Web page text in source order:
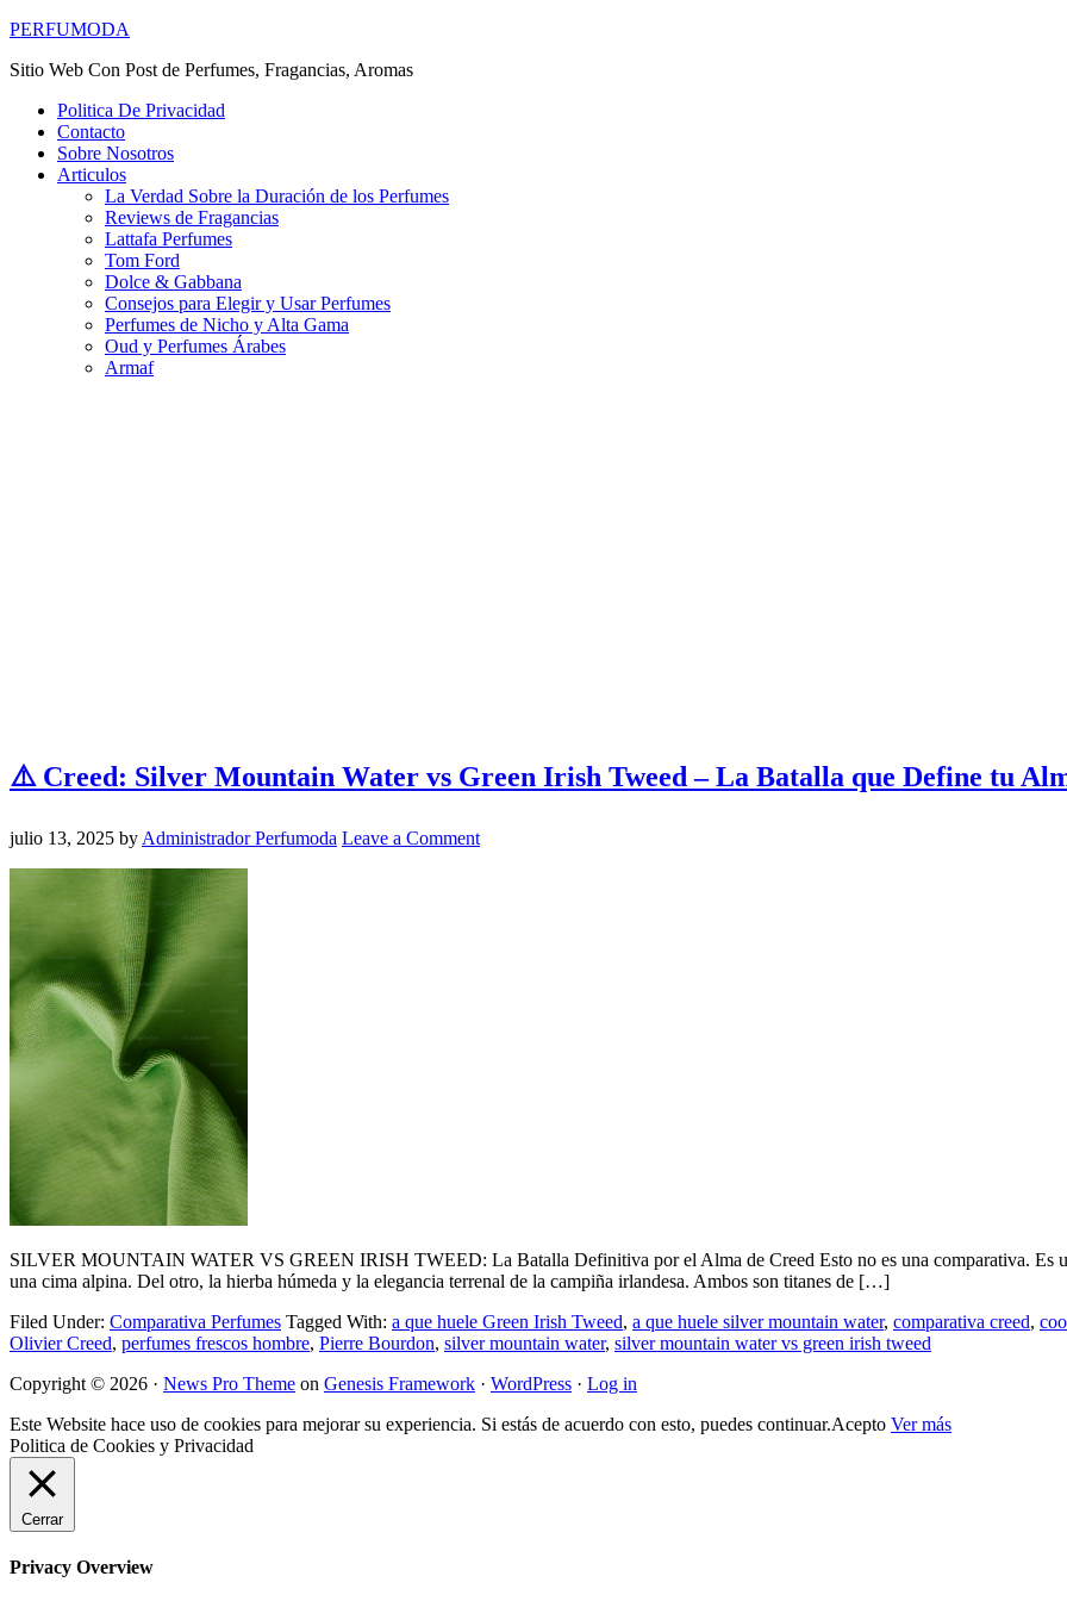
PERFUMODA
Sitio Web Con Post de Perfumes, Fragancias, Aromas
Politica De Privacidad
Contacto
Sobre Nosotros
Articulos
La Verdad Sobre la Duración de los Perfumes
Reviews de Fragancias
Lattafa Perfumes
Tom Ford
Dolce & Gabbana
Consejos para Elegir y Usar Perfumes
Perfumes de Nicho y Alta Gama
Oud y Perfumes Árabes
Armaf
⚠️ Creed: Silver Mountain Water vs Green Irish Tweed – La Batalla que Define tu
julio 13, 2025 by Administrador Perfumoda Leave a Comment
SILVER MOUNTAIN WATER VS GREEN IRISH TWEED: La Batalla Definitiva por el Alma de Creed Esto no es una comparativa. Es
una cima alpina. Del otro, la hierba húmeda y la elegancia terrenal de la campiña irlandesa. Ambos son titanes de […]
Filed Under: Comparativa Perfumes Tagged With: a que huele Green Irish Tweed, a que huele silver mountain water, comparativa creed,
Olivier Creed, perfumes frescos hombre, Pierre Bourdon, silver mountain water, silver mountain water vs green irish tweed
Copyright © 2026 · News Pro Theme on Genesis Framework · WordPress · Log in
Este Website hace uso de cookies para mejorar su experiencia. Si estás de acuerdo con esto, puedes continuar.Acepto Ver más
Politica de Cookies y Privacidad
Cerrar
Privacy Overview